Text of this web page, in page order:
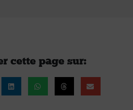
cette page sur :